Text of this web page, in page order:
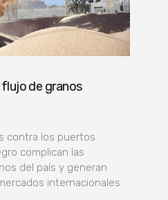
de granos
contra los puertos
complican las
del país y generan
internacionales